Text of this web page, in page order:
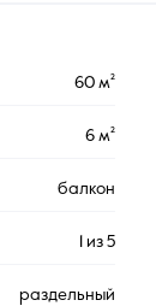
60 м²
6 м²
балкон
1 из 5
раздельный